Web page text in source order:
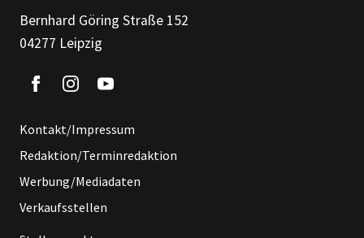
Bernhard Göring Straße 152
04277 Leipzig
Kontakt/Impressum
Redaktion/Terminredaktion
Werbung/Mediadaten
Verkaufsstellen